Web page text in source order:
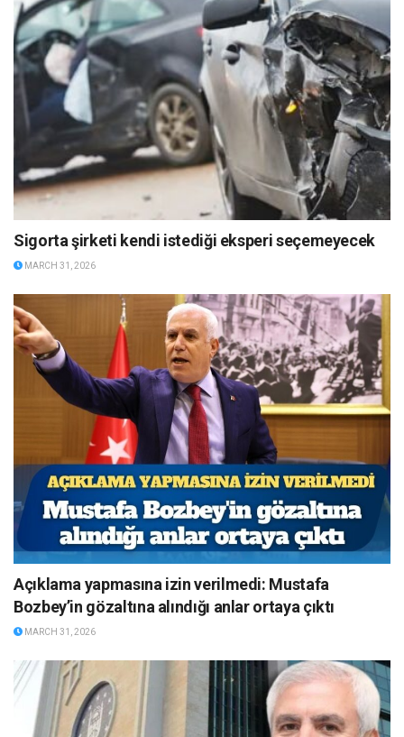
Sigorta şirketi kendi istediği eksperi seçemeyecek
MARCH 31, 2026
Açıklama yapmasına izin verilmedi: Mustafa
Bozbey’in gözaltına alındığı anlar ortaya çıktı
MARCH 31, 2026